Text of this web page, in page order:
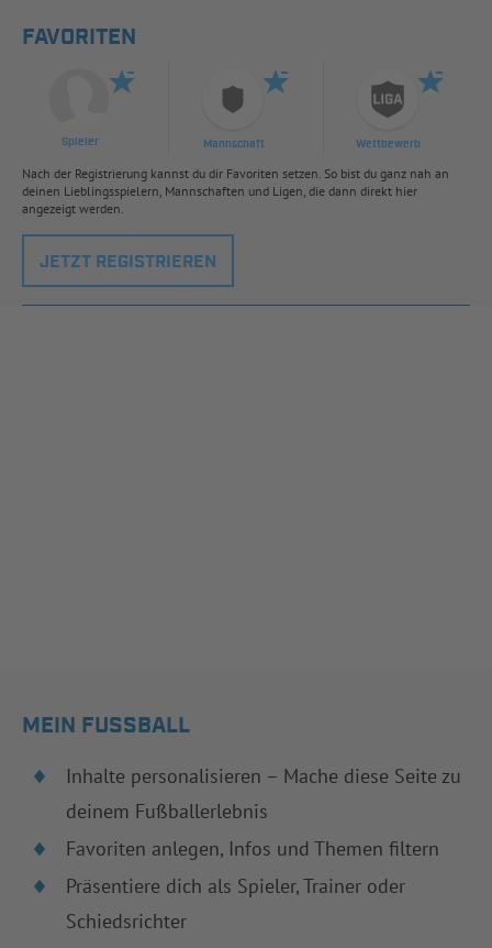
FAVORITEN
Spieler Mannschaft Wettbewerb
Nach der Registrierung kannst du dir Favoriten setzen. So bist du ganz nah an
deinen Lieblingsspielern, Mannschaften und Ligen, die dann direkt hier
angezeigt werden.
JETZT REGISTRIEREN
MEIN FUSSBALL
Inhalte personalisieren – Mache diese Seite zu
deinem Fußballerlebnis
Favoriten anlegen, Infos und Themen filtern
Präsentiere dich als Spieler, Trainer oder
Schiedsrichter